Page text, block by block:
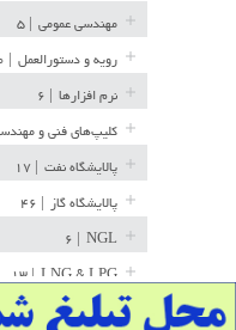
مهندسی عمومی
رویه و دستورالعمل
نرم افزارها
کلیپ‌های فنی و
پالایشگاه نفت
پالایشگاه گاز
NGL
LNG & LPG | ۱۳
خط لوله | ۳۶